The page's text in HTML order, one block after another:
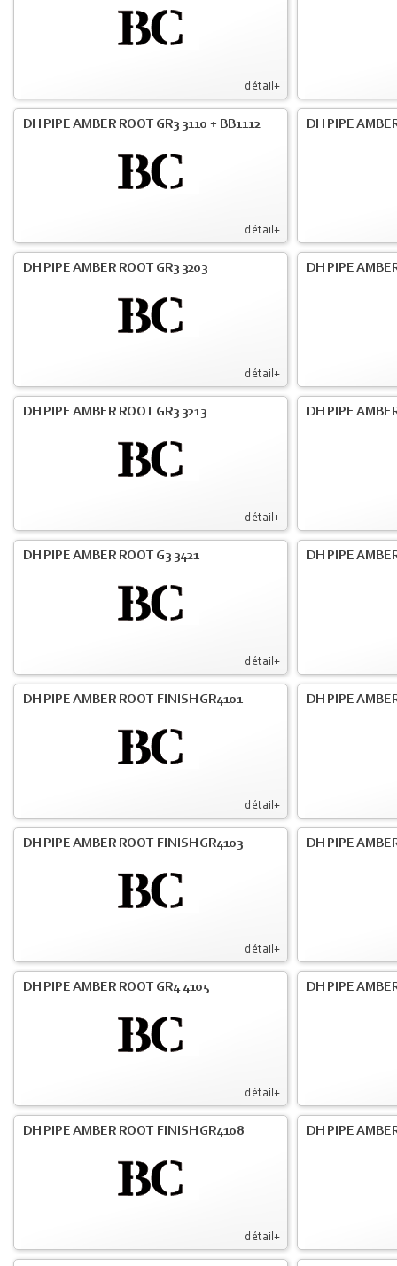
détail+
détail+
DH PIPE AMBER ROOT GR3 3110 + BB1112 DH PIPE
détail+
DH PIPE AMBER ROOT GR3 3203 DH PIPE
détail+
DH PIPE AMBER ROOT GR3 3213 DH PIPE
détail+
DH PIPE AMBER ROOT G3 3421 DH PIPE
détail+
DH PIPE AMBER ROOT FINISH GR4101 DH PIPE
détail+
DH PIPE AMBER ROOT FINISH GR4103 DH PIPE
détail+
DH PIPE AMBER ROOT GR4 4105 DH PIPE
détail+
DH PIPE AMBER ROOT FINISH GR4108 DH PIPE